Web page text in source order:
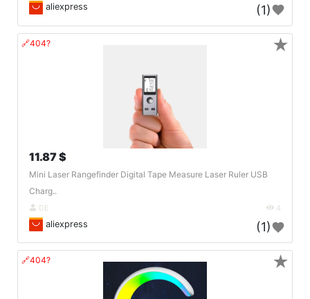
aliexpress (1)
🔗404?
11.87 $
Mini Laser Rangefinder Digital Tape Measure Laser Ruler USB
Charg..
DE 4
aliexpress (1)
★
🔗404? ★